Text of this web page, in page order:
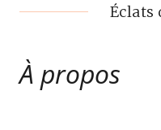
Éclats
À propos